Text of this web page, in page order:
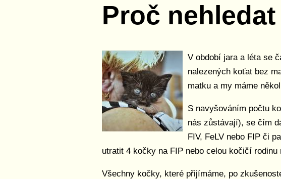
Proč
V období jara a léta se
nalezených koťat bez
matku a my máme
S navyšováním počtu
nás zůstávají), se čím
FIV, FeLV nebo FIP či
utratit 4 kočky na FIP nebo celou kočičí rodinu
Všechny kočky, které přijímáme, po